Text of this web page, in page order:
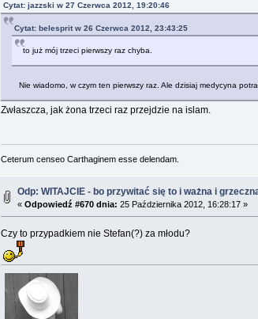
Cytat: jazzski w 27 Czerwca 2012, 19:20:46
Cytat: belesprit w 26 Czerwca 2012, 23:43:25
to już mój trzeci pierwszy raz chyba.
Nie wiadomo, w czym ten pierwszy raz. Ale dzisiaj medycyna
Zwłaszcza, jak żona trzeci raz przejdzie na islam.
Ceterum censeo Carthaginem esse delendam.
Odp: WITAJCIE - bo przywitać się to i ważna i
«Odpowiedź #670 dnia: 25 Października 2012, 16:28:17 »
Czy to przypadkiem nie Stefan(?) za młodu?